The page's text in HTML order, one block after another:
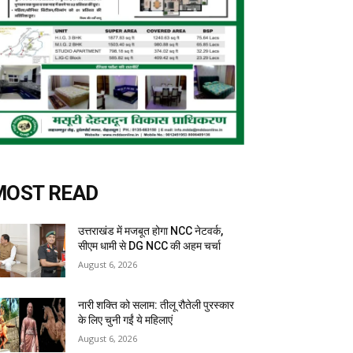
READ
उत्तराखंड में मजबूत होगा NCC नेटवर्क,
सीएम धामी से DG NCC की अहम चर्चा
August 6, 2026
नारी शक्ति को सलाम: तीलू रौतेली पुरस्कार
के लिए चुनी गईं ये महिलाएं
August 6, 2026